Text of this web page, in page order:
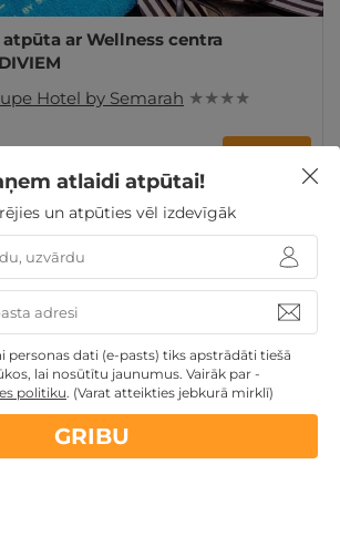
atpūta ar Wellness centra
Hotel by Semarah ★ ★ ★ ★
Dienas Spa
TOP pirktākās dāvanas
VIŅAI
Dāvanas VIŅAM
Dāvanas līdz 100€
TOP atpūta
apkalpošanas un administrācijas
atlaidi atpūtai!
un atpūties vēl izdevīgāk
personas dati (e-pasts) tiks apstrādāti tiešā
lai nosūtītu jaunumus. Vairāk par -
politiku. (Varat atteikties jebkurā mirklī)
GRIBU